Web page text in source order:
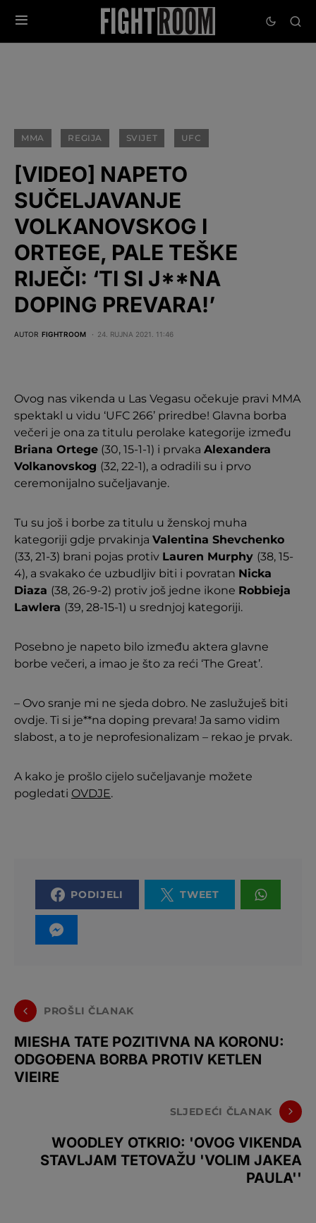
MMA REGIJA SVIJET UFC
[VIDEO] NAPETO
SUČELJAVANJE
VOLKANOVSKOG I
ORTEGE, PALE TEŠKE
RIJEČI: ‘TI SI J**NA
DOPING PREVARA!’
AUTOR FIGHTROOM 24. RUJNA 2021. 11:46
Ovog nas vikenda u Las Vegasu očekuje pravi MMA
spektakl u vidu ‘UFC 266’ priredbe! Glavna borba
večeri je ona za titulu perolake kategorije između
Briana Ortege (30, 15-1-1) i prvaka Alexandera
Volkanovskog (32, 22-1), a odradili su i prvo
ceremonijalno sučeljavanje.
Tu su još i borbe za titulu u ženskoj muha
kategoriji gdje prvakinja Valentina Shevchenko
(33, 21-3) brani pojas protiv Lauren Murphy (38, 15-
4), a svakako će uzbudljiv biti i povratan Nicka
Diaza (38, 26-9-2) protiv još jedne ikone Robbieja
Lawlera (39, 28-15-1) u srednjoj kategoriji.
Posebno je napeto bilo između aktera glavne
borbe večeri, a imao je što za reći ‘The Great’.
– Ovo sranje mi ne sjeda dobro. Ne zaslužuješ biti
ovdje. Ti si je**na doping prevara! Ja samo vidim
slabost, a to je neprofesionalizam – rekao je prvak.
A kako je prošlo cijelo sučeljavanje možete
pogledati OVDJE.
PODIJELI TWEET
PROŠLI ČLANAK
MIESHA TATE POZITIVNA NA KORONU:
ODGOĐENA BORBA PROTIV KETLEN
VIEIRE
SLJEDEĆI ČLANAK
WOODLEY OTKRIO: 'OVOG VIKENDA
STAVLJAM TETOVAŽU 'VOLIM JAKEA
PAULA''